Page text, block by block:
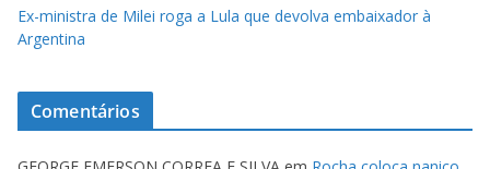
Ex-ministra de Milei roga a Lula que devolva embaixador à
Argentina
Comentários